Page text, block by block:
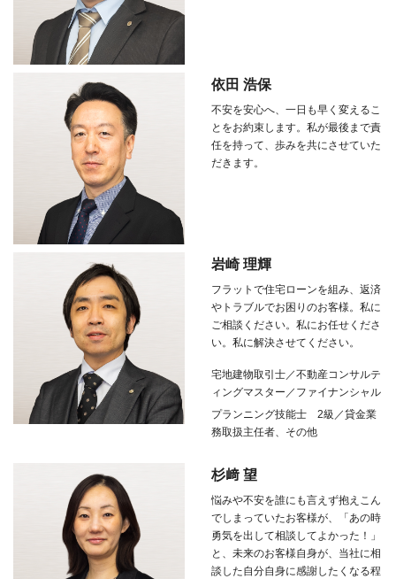
依田 浩保
不安を安心へ、一日も早く変えるこ
とをお約束します。私が最後まで責
任を持って、歩みを共にさせていた
だきます。
岩崎 理輝
フラットで住宅ローンを組み、返済
やトラブルでお困りのお客様。私に
ご相談ください。私にお任せくださ
い。私に解決させてください。
宅地建物取引士／不動産コンサルテ
ィングマスター／ファイナンシャル
プランニング技能士 2級／貸金業
務取扱主任者、その他
杉﨑 望
悩みや不安を誰にも言えず抱えこん
でしまっていたお客様が、「あの時
勇気を出して相談してよかった！」
と、未来のお客様自身が、当社に相
談した自分自身に感謝したくなる程